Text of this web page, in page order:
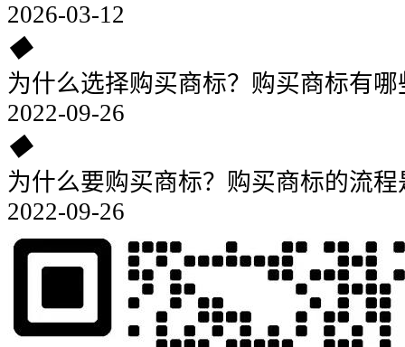
2026-03-12
◆
为什么选择购买商标？购买商标有
2022-09-26
◆
为什么要购买商标？购买商标的流
2022-09-26